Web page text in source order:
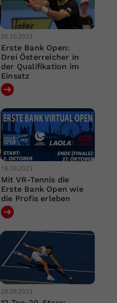
20.10.2023
Erste Bank Open:
Drei Österreicher in
der Qualifikation im
Einsatz
18.10.2023
Mit VR-Tennis die
Erste Bank Open wie
die Profis erleben
28.09.2023